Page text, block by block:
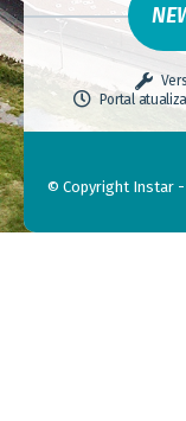
Portal
© Copyright Instar